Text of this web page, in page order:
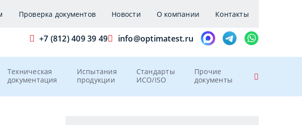
Проверка документов Новости О компании Контакты
+7 (812) 409 39 49 info@optimatest.ru
Техническая
документация
Испытания
продукции
Стандарты
ИСО/ISO
Прочие
документы